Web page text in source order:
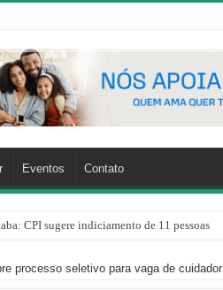
Eventos Contato
CPI sugere indiciamento de 11 pessoas
processo seletivo para vaga de cuidador